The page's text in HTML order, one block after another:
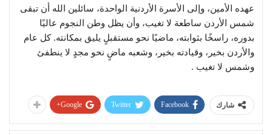
عهده الأمين، وإلى الأسرة الأردنية الواحدة، سائلين الله أن تبقى
شمس الأردن ساطعة لا تغيب، وأن يظل وطن النجوم عاليًا
بدوره، راسخًا بثوابته، ماضيًا نحو مستقبلٍ يليق بمكانته. كل عام
والأردن بخير، وقيادته بخير، وشعبه ماضٍ نحو مجدٍ لا ينطفئ
وشمس لا تغيب .
شارك Facebook
Twitter
Google+